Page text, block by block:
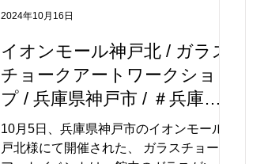
自然と笑顔になるご家族の様子がとても
いっぱいになったような、あたたかいひ
とときでした。 ご参加いただいた皆さ
ま、本当にありがとうございました。 ま
た、このような貴重な機会をご提供いた
だいた木の葉モール橋本様にも深く感謝
申し上げ
イオンモール神戸北 / ガラス
チョークアートワークショッ
プ / 兵庫県神戸市 / ＃兵庫県
＃キッズイベント #アートイ
ベント
10月5日、兵庫県神戸市のイオンモール神
戸北様にて開催された、 ガラスチョーク
2024年10月16日